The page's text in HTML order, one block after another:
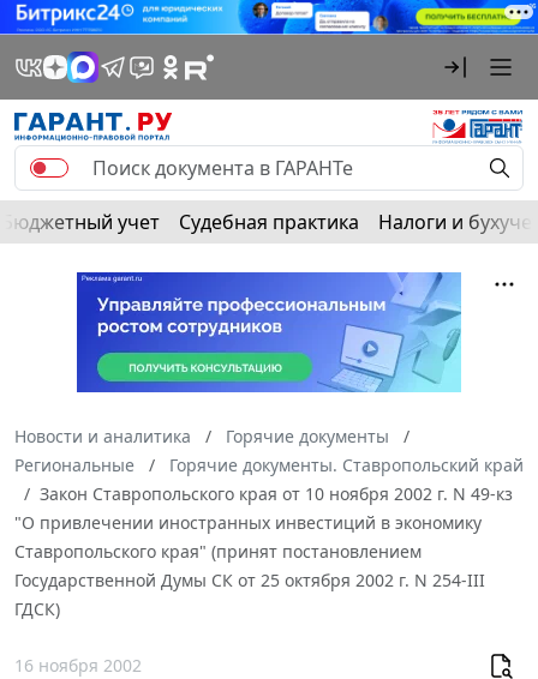
Бюджетный учет Судебная практика Налоги и
Новости и аналитика
Горячие документы
Региональные
Горячие документы. Ставропольский край
Закон Ставропольского края от 10 ноября 2002 г. N 49-кз
"О привлечении иностранных инвестиций в экономику
Ставропольского края" (принят постановлением
Государственной Думы СК от 25 октября 2002 г. N 254-III
ГДСК)
16 ноября 2002